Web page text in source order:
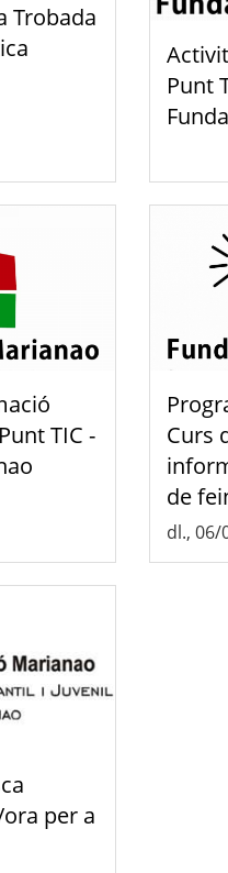
Trobada
Punt
TIC -
Curs
de
dl., 06/
per a